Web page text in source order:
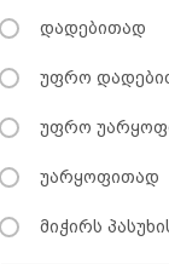
დადებითად
უფრო
უფრო
უარყოფითად
მიჭირს